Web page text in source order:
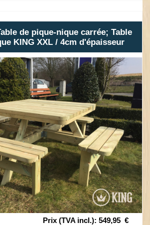
de pique-nique carrée; Table
KING XXL / 4cm d'épaisseur
Prix (TVA incl.): 549,95 €